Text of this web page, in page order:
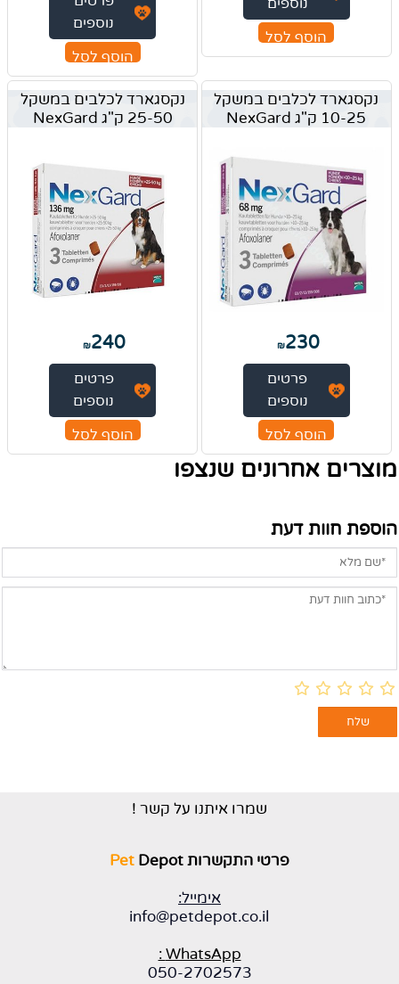
הוסף לסל
נוספים
הוסף לסל
נקסגארד לכלבים במשקל
10-25 ק"ג NexGard
₪230
פרטים
נוספים
הוסף לסל
נקסגארד לכלבים במשקל
25-50 ק"ג NexGard
₪240
פרטים
נוספים
הוסף לסל
מוצרים אחרונים שנצפו
הוספת חוות דעת
שמרו איתנו על קשר !
פרטי התקשרות Pet Depot
אימייל:
info@petdepot.co.il
WhatsApp :
050-2702573